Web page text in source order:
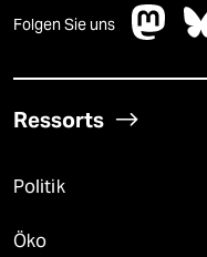
Folgen Sie uns
Ressorts
Politik
Öko